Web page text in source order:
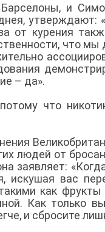
и
утверждают:
от курения
что
– да».
что
людей от
заявляет:
искушая вас
как
Как только
и сбросите